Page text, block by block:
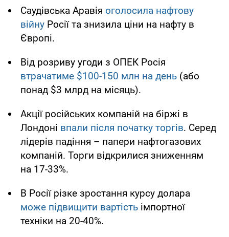
Саудівська Аравія оголосила нафтову
війну Росії та знизила ціни на нафту в
Європі.
Від розриву угоди з ОПЕК Росія
втрачатиме $100-150 млн на день (або
понад $3 млрд на місяць).
Акції російських компаній на біржі в
Лондоні впали після початку торгів. Серед
лідерів падіння – папери нафтогазових
компаній. Торги відкрилися зниженням
на 17-33%.
В Росії різке зростання курсу долара
може підвищити вартість імпортної
техніки на 20-40%.